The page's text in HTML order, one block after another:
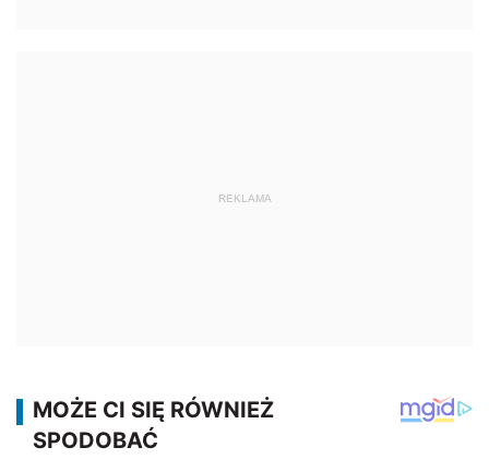
REKLAMA